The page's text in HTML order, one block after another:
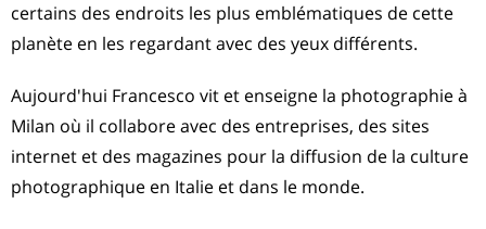
certains des endroits les plus emblématiques de cette
planète en les regardant avec des yeux différents.
Aujourd'hui Francesco vit et enseigne la photographie à
Milan où il collabore avec des entreprises, des sites
internet et des magazines pour la diffusion de la culture
photographique en Italie et dans le monde.